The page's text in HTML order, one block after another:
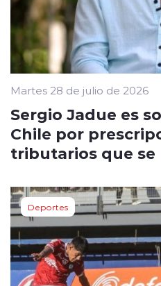
Martes 28 de julio de 2026
Sergio Jadue es
Chile por
tributarios que
Deportes